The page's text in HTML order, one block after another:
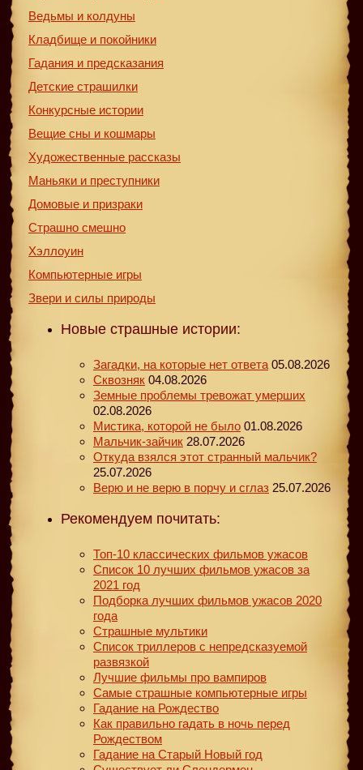
Ведьмы и колдуны
Кладбище и покойники
Гадания и предсказания
Детские страшилки
Конкурсные истории
Вещие сны и кошмары
Художественные рассказы
Маньяки и преступники
Домовые и призраки
Страшно смешно
Хэллоуин
Компьютерные игры
Звери и силы природы
Новые страшные истории:
Загадки, на которые нет ответа 05.08.2026
Сквозняк 04.08.2026
Земные проблемы тревожат умерших
02.08.2026
Мистика, которой не было 01.08.2026
Мальчик-зайчик 28.07.2026
Откуда взялся этот странный мальчик?
25.07.2026
Верю и не верю в порчу и сглаз 25.07.2026
Рекомендуем почитать:
Топ-10 классических фильмов ужасов
Список 10 лучших фильмов ужасов за
2021 год
Подборка лучших фильмов ужасов 2020
года
Страшные мультики
Список триллеров с непредсказуемой
развязкой
Лучшие фильмы про вампиров
Самые страшные компьютерные игры
Гадание на Рождество
Как правильно гадать в ночь перед
Рождеством
Гадание на Старый Новый год